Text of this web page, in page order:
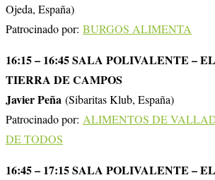
Ojeda, España)
Patrocinado por: BURGOS ALIMENTA
16:15 – 16:45 SALA POLIVALENTE –
TIERRA DE CAMPOS
Javier Peña (Sibaritas Klub, España)
Patrocinado por: ALIMENTOS DE
DE TODOS
16:45 – 17:15 SALA POLIVALENTE –